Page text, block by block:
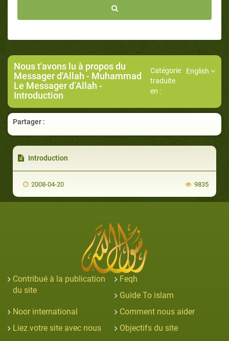
Nous t'avons lu à propos du
Messager d'Allah - Muhammad
Le Messager d’Allah -
Introduction
Catégorie
traduite
en :
English
Partager :
Introduction
2008-04-20 9835
Contribué à la publication
du site
Feqh
Guide To islam
Noor international
Comment nous aider
Liez votre site avec nous
Objectifs du site